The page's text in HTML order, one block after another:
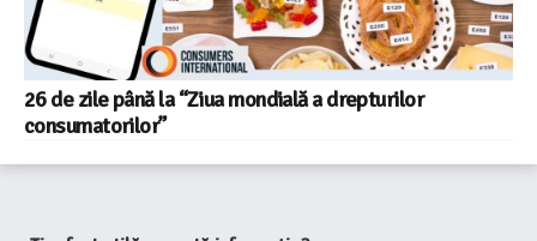
26 de zile până la “Ziua mondială a drepturilor
consumatorilor”